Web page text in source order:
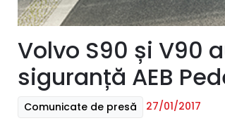
Volvo S90 și V90
siguranță AEB
Comunicate de presă
27/01/2017